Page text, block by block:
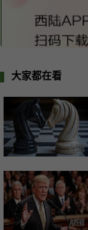
大家都在看